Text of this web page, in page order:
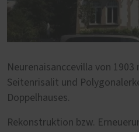
Neurenaisanccevilla von
Seitenrisalit und
Doppelhauses.
Rekonstruktion bzw.